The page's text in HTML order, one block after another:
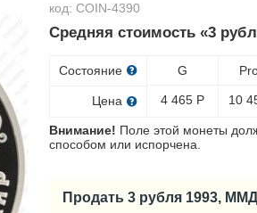
код: COIN-4390
Средняя стоимость «3
Состояние
Цена
G
4 465 Р 10
Внимание! Поле этой монеты
способом или испорчена.
Продать 3 рубля 1993,